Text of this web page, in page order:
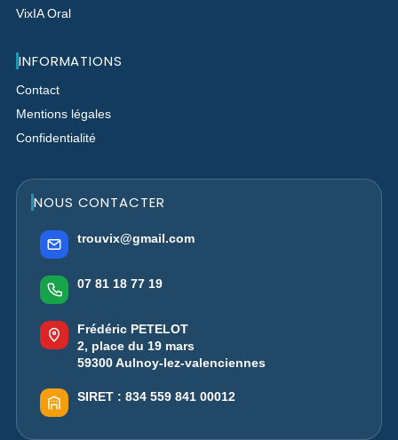
VixIA Oral
INFORMATIONS
Contact
Mentions légales
Confidentialité
NOUS CONTACTER
trouvix@gmail.com
07 81 18 77 19
Frédéric PETELOT
2, place du 19 mars
59300 Aulnoy-lez-valenciennes
SIRET : 834 559 841 00012